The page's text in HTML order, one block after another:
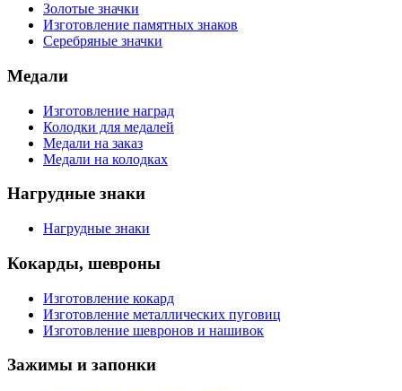
Золотые значки
Изготовление памятных знаков
Серебряные значки
Медали
Изготовление наград
Колодки для медалей
Медали на заказ
Медали на колодках
Нагрудные знаки
Нагрудные знаки
Кокарды, шевроны
Изготовление кокард
Изготовление металлических пуговиц
Изготовление шевронов и нашивок
Зажимы и запонки